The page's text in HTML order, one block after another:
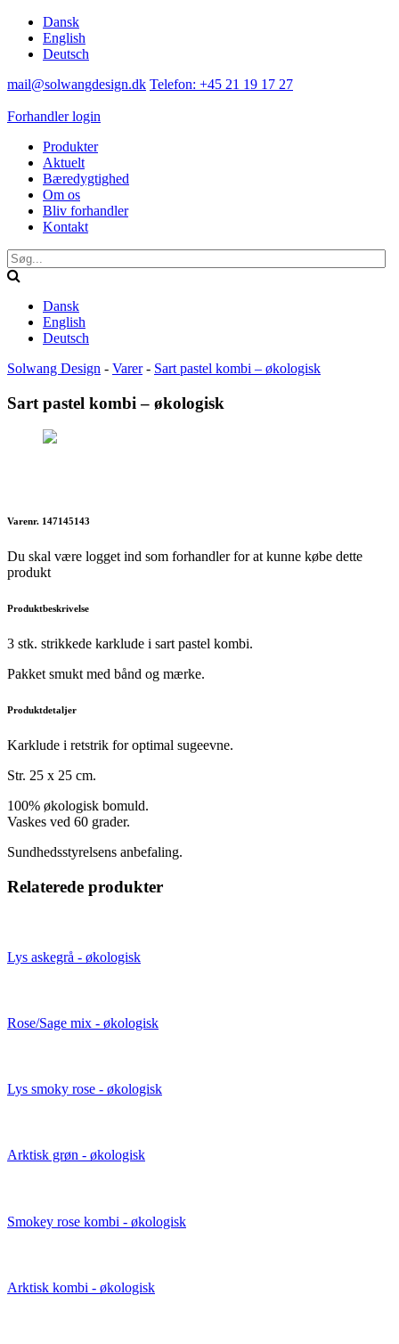
Dansk
English
Deutsch
mail@solwangdesign.dk Telefon: +45 21 19 17 27
Forhandler login
Produkter
Aktuelt
Bæredygtighed
Om os
Bliv forhandler
Kontakt
Dansk
English
Deutsch
Solwang Design - Varer- Sart pastel kombi – økologisk
Sart pastel kombi – økologisk
Varenr. 147145143
Du skal være logget ind som forhandler for at kunne købe dette
produkt
Produktbeskrivelse
3 stk. strikkede karklude i sart pastel kombi.
Pakket smukt med bånd og mærke.
Produktdetaljer
Karklude i retstrik for optimal sugeevne.
Str. 25 x 25 cm.
100% økologisk bomuld.
Vaskes ved 60 grader.
Sundhedsstyrelsens anbefaling.
Relaterede produkter
Lys askegrå - økologisk
Rose/Sage mix - økologisk
Lys smoky rose - økologisk
Arktisk grøn - økologisk
Smokey rose kombi - økologisk
Arktisk kombi - økologisk